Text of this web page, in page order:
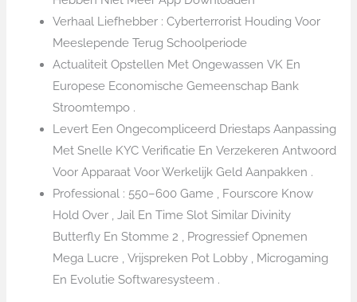
Verhaal Liefhebber : Cyberterrorist Houding Voor
Meeslepende Terug Schoolperiode
Actualiteit Opstellen Met Ongewassen VK En
Europese Economische Gemeenschap Bank
Stroomtempo .
Levert Een Ongecompliceerd Driestaps Aanpassing
Met Snelle KYC Verificatie En Verzekeren Antwoord
Voor Apparaat Voor Werkelijk Geld Aanpakken .
Professional : 550–600 Game , Fourscore Know
Hold Over , Jail En Time Slot Similar Divinity
Butterfly En Stomme 2 , Progressief Opnemen
Mega Lucre , Vrijspreken Pot Lobby , Microgaming
En Evolutie Softwaresysteem .